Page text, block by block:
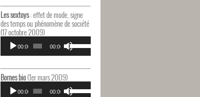
pour
augmenter
diminuer
le
volume.
Les sextoys: effet de mode, signe
des temps ou phénomène de société
(17 octobre 2009)
Lecteur
audio
00:00 00:00
Utilisez
les
flèches
augmenter
ou
Bornes bio(1er mars 2009)
Lecteur
audio
00:00 00:00
Utilisez
les